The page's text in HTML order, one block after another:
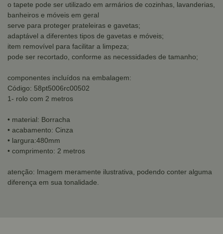
o tapete pode ser utilizado em armários de cozinhas, lavanderias,
banheiros e móveis em geral
serve para proteger prateleiras e gavetas;
adaptável a diferentes tipos de gavetas e móveis;
item removível para facilitar a limpeza;
pode ser recortado, conforme as necessidades de tamanho;
componentes incluídos na embalagem:
Código: 58pt5006rc00502
1- rolo com 2 metros
• material: Borracha
• acabamento: Cinza
• largura:480mm
• comprimento: 2 metros
atenção: Imagem meramente ilustrativa, podendo conter alguma
diferença em sua tonalidade.